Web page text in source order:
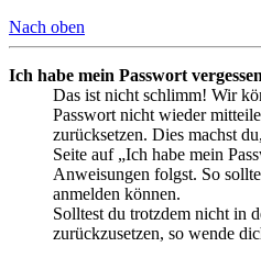
Nach oben
Ich habe mein Passwort
Das ist nicht schlimm! Wir
Passwort nicht wieder
zurücksetzen. Dies machst
Seite auf „Ich habe mein
Anweisungen folgst. So
anmelden können.
Solltest du trotzdem nicht in
zurückzusetzen, so wende